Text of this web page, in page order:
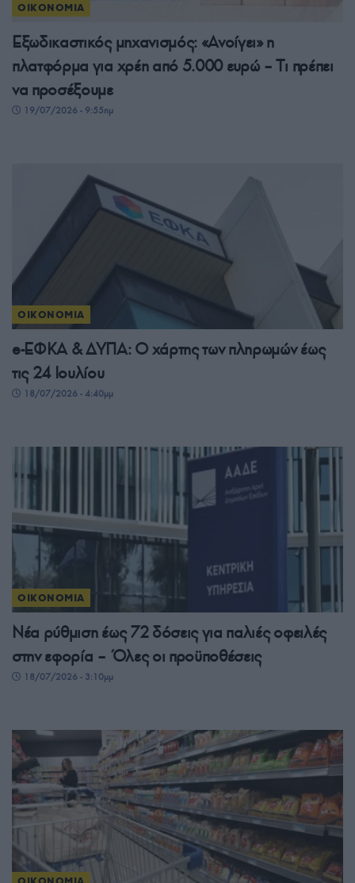
ΟΙΚΟΝΟΜΙΑ
Εξωδικαστικός μηχανισμός: «Ανοίγει» η
πλατφόρμα για χρέη από 5.000 ευρώ – Tι πρέπει
να προσέξουμε
19/07/2026 - 9:55πμ
ΟΙΚΟΝΟΜΙΑ
e-ΕΦΚΑ & ΔΥΠΑ: Ο χάρτης των πληρωμών έως
τις 24 Ιουλίου
18/07/2026 - 4:40μμ
ΟΙΚΟΝΟΜΙΑ
Νέα ρύθμιση έως 72 δόσεις για παλιές οφειλές
στην εφορία – Όλες οι προϋποθέσεις
18/07/2026 - 3:10μμ